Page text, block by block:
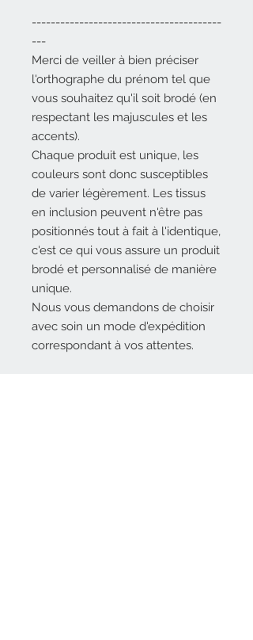
----------------------------------------
---
Merci de veiller à bien préciser
l'orthographe du prénom tel que
vous souhaitez qu'il soit brodé (en
respectant les majuscules et les
accents).
Chaque produit est unique, les
couleurs sont donc susceptibles
de varier légèrement. Les tissus
en inclusion peuvent n'être pas
positionnés tout à fait à l'identique,
c'est ce qui vous assure un produit
brodé et personnalisé de manière
unique.
Nous vous demandons de choisir
avec soin un mode d'expédition
correspondant à vos attentes.